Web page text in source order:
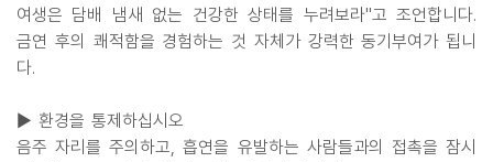
여생은 담배 냄새 없는 건강한 상태를 누려보라"고 조언합니다.
금연 후의 쾌적함을 경험하는 것 자체가 강력한 동기부여가 됩니
다.
▶ 환경을 통제하십시오
음주 자리를 주의하고, 흡연을 유발하는 사람들과의 접촉을 잠시